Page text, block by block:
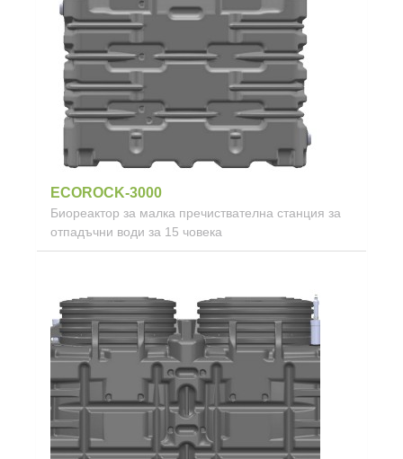
ECOROCK-3000
Биореактор за малка пречиствателна станция за
отпадъчни води за 15 човека